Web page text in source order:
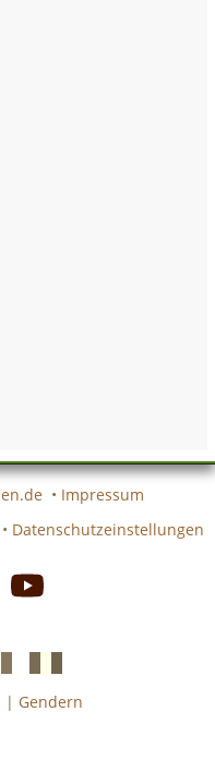
• Impressum
• Datenschutzeinstellungen
italienische
| Gendern